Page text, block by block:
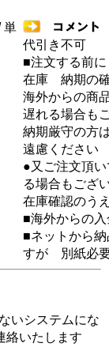
単
代引き不可
■注文する前に
在庫 納期の
海外からの商
遅れる場合も
納期厳守の方
遠慮ください
●又ご注文頂
る場合もござ
在庫確認のう
■海外からの
■ネットから
すが 別紙必
いシステムにな
絡いたします